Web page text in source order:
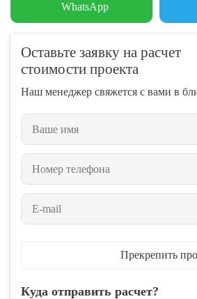
WhatsApp
Оставьте заявку на расчет
стоимости проекта
Наш менеджер свяжется с вами в
Прекрепить
Куда отправить расчет?